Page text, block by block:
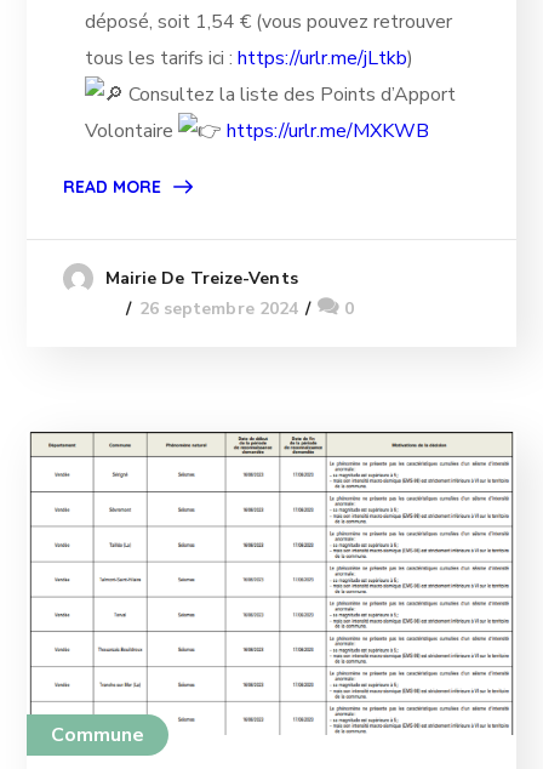
déposé, soit 1,54 € (vous pouvez retrouver
tous les tarifs ici : https://urlr.me/jLtkb)
Consultez la liste des Points d’Apport
Volontaire
https://urlr.me/MXKWB
READ MORE
Mairie De Treize-Vents
26 septembre 2024
0
Commune